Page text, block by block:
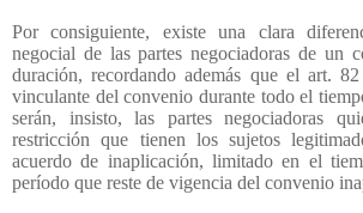
Por consiguiente, existe una clara
negocial de las partes negociadoras de un
duración, recordando además que el art.
vinculante del convenio durante todo el
serán, insisto, las partes negociadoras
restricción que tienen los sujetos
acuerdo de inaplicación, limitado en el
período que reste de vigencia del convenio